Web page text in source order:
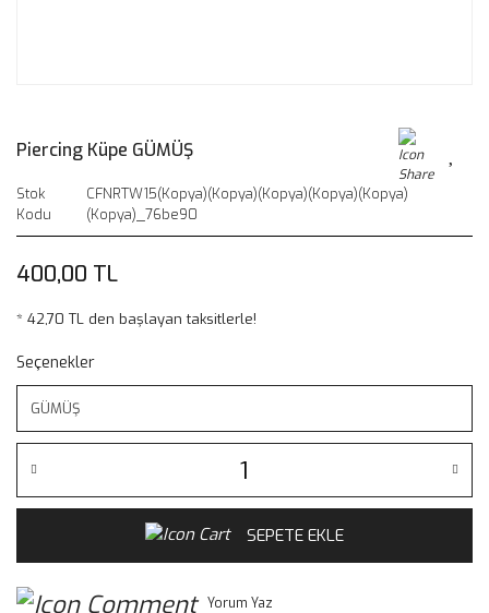
Piercing Küpe GÜMÜŞ
Stok
Kodu
CFNRTW15(Kopya)(Kopya)(Kopya)(Kopya)(Kopya)
(Kopya)_76be90
400,00 TL
* 42,70 TL den başlayan taksitlerle!
Seçenekler
SEPETE EKLE
Yorum Yaz